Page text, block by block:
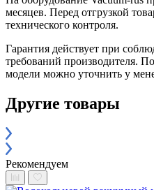
месяцев. Перед отгрузкой
технического контроля.
Гарантия действует при
требований производителя.
модели можно уточнить у
Другие товары
Рекомендуем